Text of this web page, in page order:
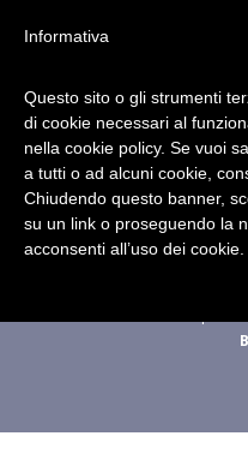
Informativa
Questo sito o gli strumenti
di cookie necessari al
nella cookie policy. Se vuoi
a tutti o ad alcuni cookie,
Chiudendo questo banner,
su un link o proseguendo la
acconsenti all’uso dei cookie.